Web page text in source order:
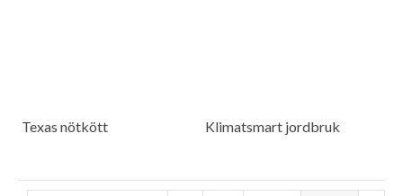
Texas nötkött Klimatsmart jordbruk